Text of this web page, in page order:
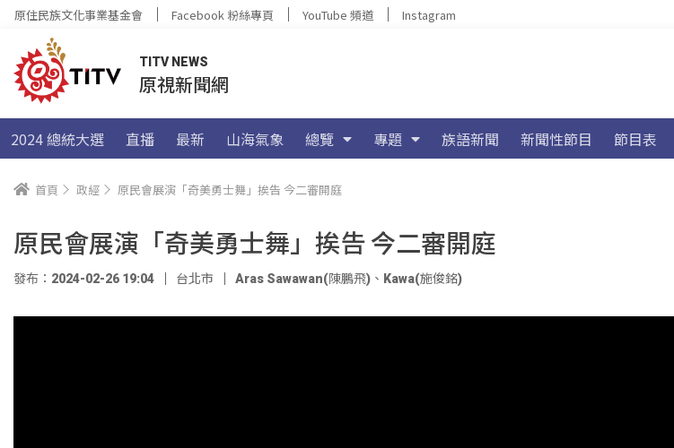
原住民族文化事業基金會 Facebook 粉絲專頁 YouTube 頻道 Instagram
TITV NEWS
原視新聞網
2024 總統大選 直播 最新 山海氣象 總覽 專題 族語新聞 新聞性節目 節目表
首頁 政經 原民會展演「奇美勇士舞」挨告 今二審開庭
原民會展演「奇美勇士舞」挨告 今二審開庭
發布：2024-02-26 19:04 台北市 Aras Sawawan(陳鵬飛) 、 Kawa(施俊銘)